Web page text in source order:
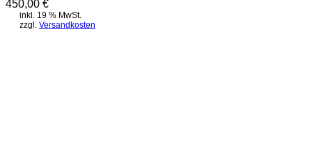
450,00 €
inkl. 19 % MwSt.
zzgl. Versandkosten